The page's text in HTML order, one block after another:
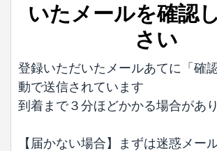
いたメールを確認
さい
登録いただいたメールあてに「確
動で送信されています
到着まで３分ほどかかる場合があ
【届かない場合】まずは迷惑メー